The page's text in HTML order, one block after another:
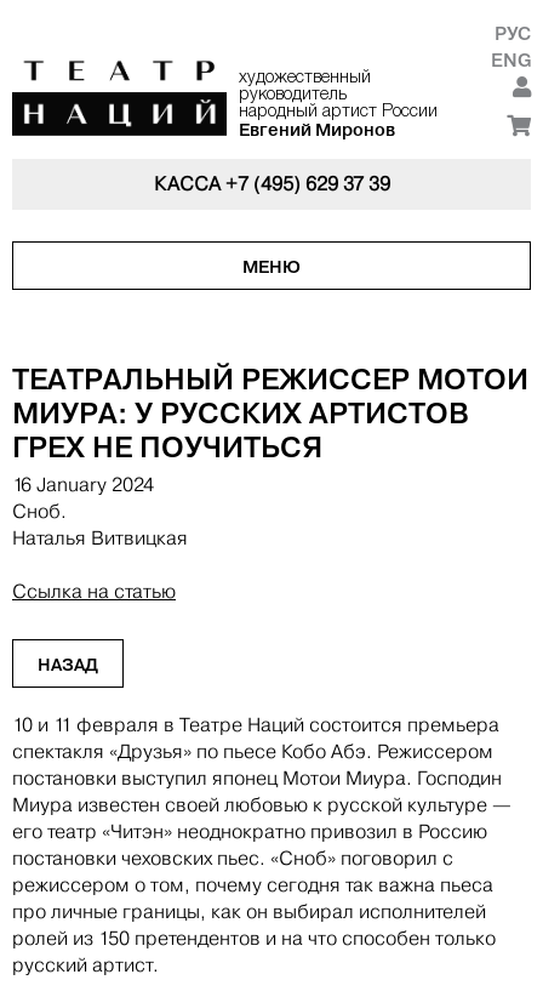
художественный
руководитель
народный артист России
Евгений Миронов
РУС
ENG
КАССА+7 (495) 629 37 39
МЕНЮ
ТЕАТРАЛЬНЫЙ РЕЖИССЕР МОТОИ
МИУРА: У РУССКИХ АРТИСТОВ
ГРЕХ НЕ ПОУЧИТЬСЯ
16 January 2024
Сноб.
Наталья Витвицкая
Ссылка на статью
НАЗАД
10 и 11 февраля в Театре Наций состоится премьера
спектакля «Друзья» по пьесе Кобо Абэ. Режиссером
постановки выступил японец Мотои Миура. Господин
Миура известен своей любовью к русской культуре —
его театр «Читэн» неоднократно привозил в Россию
постановки чеховских пьес. «Сноб» поговорил с
режиссером о том, почему сегодня так важна пьеса
про личные границы, как он выбирал исполнителей
ролей из 150 претендентов и на что способен только
русский артист.